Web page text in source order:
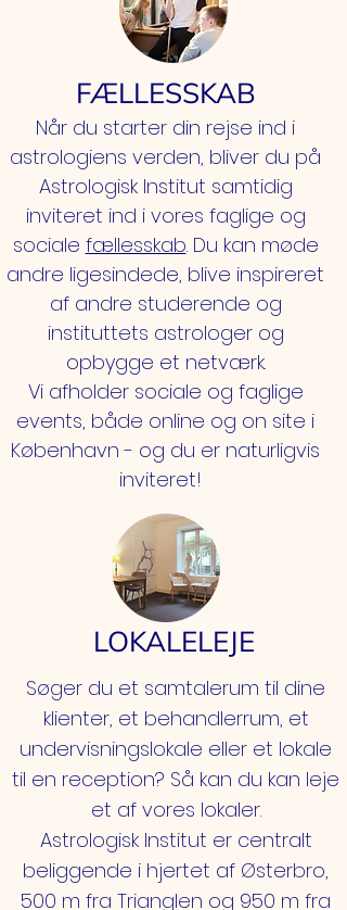
FÆLLESSKAB
Når du starter din rejse ind i
astrologiens verden, bliver du på
Astrologisk Institut samtidig
inviteret ind i vores faglige og
sociale fællesskab. Du kan møde
andre ligesindede, blive inspireret
af andre studerende og
instituttets astrologer og
opbygge et netværk.
Vi afholder sociale og faglige
events, både online og on site i
København - og du er naturligvis
inviteret!
LOKALELEJE
Søger du et samtalerum til dine
klienter, et behandlerrum, et
undervisningslokale eller et lokale
til en reception? Så kan du kan leje
et af vores lokaler.
Astrologisk Institut er centralt
beliggende i hjertet af Østerbro,
500 m fra Trianglen og 950 m fra